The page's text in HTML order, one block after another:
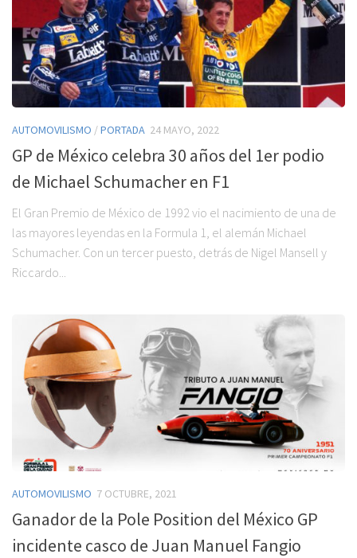
AUTOMOVILISMO /PORTADA 24 MAYO, 2022
GP de México celebra 30 años del 1er podio
de Michael Schumacher en F1
El Gran Premio de México de 1992 vio el nacimiento de una de
las mayores leyendas en la Formula 1, el alemán Michael
Schumacher. Con un tercer puesto, detrás de Nigel Mansell y
Riccardo...
AUTOMOVILISMO 7 OCTUBRE, 2021
Ganador de la Pole Position del México GP
incidente casco de Juan Manuel Fangio